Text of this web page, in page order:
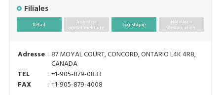
Filiales
Retail Industrie
agroalimentaire Logistique Hôtellerie
Restauration
Adresse : 87 MOYAL COURT, CONCORD, ONTARIO L4K 4R8,
CANADA
TEL
: +1-905-879-0833
FAX
: +1-905-879-4008